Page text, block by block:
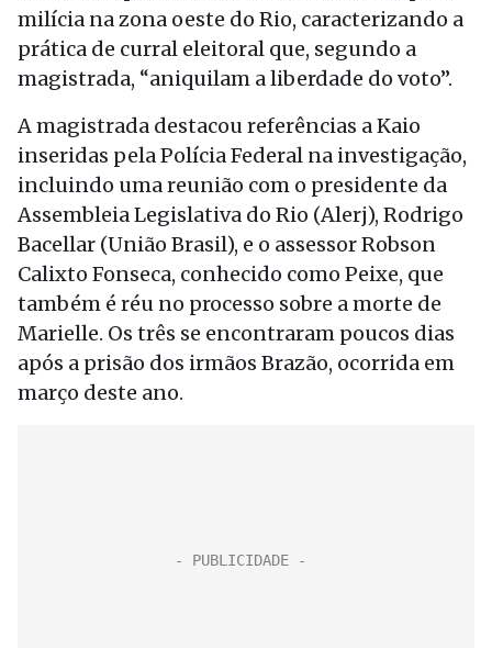
milícia na zona oeste do Rio, caracterizando a
prática de curral eleitoral que, segundo a
magistrada, “aniquilam a liberdade do voto”.
A magistrada destacou referências a Kaio
inseridas pela Polícia Federal na investigação,
incluindo uma reunião com o presidente da
Assembleia Legislativa do Rio (Alerj), Rodrigo
Bacellar (União Brasil), e o assessor Robson
Calixto Fonseca, conhecido como Peixe, que
também é réu no processo sobre a morte de
Marielle. Os três se encontraram poucos dias
após a prisão dos irmãos Brazão, ocorrida em
março deste ano.